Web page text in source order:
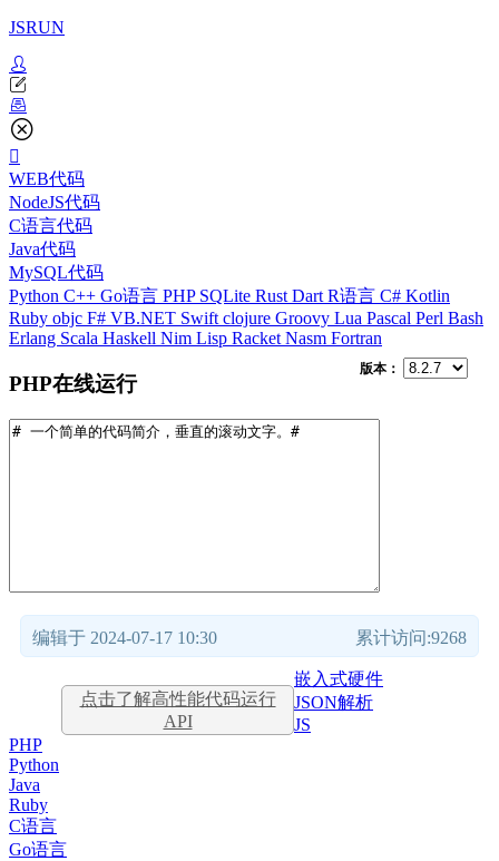
JSRUN
WEB代码
NodeJS代码
C语言代码
Java代码
MySQL代码
Python C++ Go语言 PHP SQLite Rust Dart R语言 C# Kotlin
Ruby objc F# VB.NET Swift clojure Groovy Lua Pascal Perl Bash
Erlang Scala Haskell Nim Lisp Racket Nasm Fortran
PHP在线运行
版本：
编辑于 2024-07-17 10:30 累计访问:9268
点击了解高性能代码运行
API
嵌入式硬件
JSON解析
JS
PHP
Python
Java
Ruby
C语言
Go语言